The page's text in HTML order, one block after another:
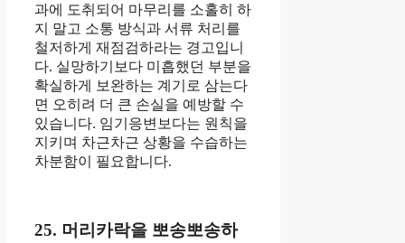
과에 도취되어 마무리를 소홀히 하
지 말고 소통 방식과 서류 처리를
철저하게 재점검하라는 경고입니
다. 실망하기보다 미흡했던 부분을
확실하게 보완하는 계기로 삼는다
면 오히려 더 큰 손실을 예방할 수
있습니다. 임기응변보다는 원칙을
지키며 차근차근 상황을 수습하는
차분함이 필요합니다.
25. 머리카락을 뽀송뽀송하